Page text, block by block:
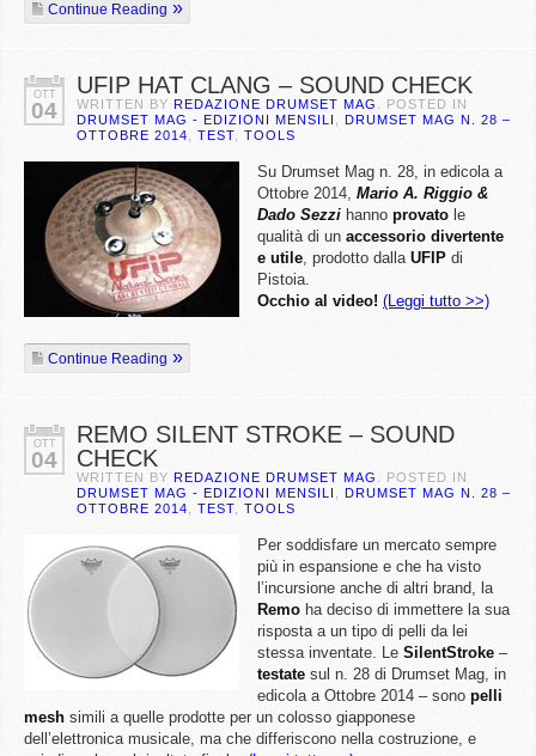
Continue Reading
OTT
04
UFIP HAT CLANG – SOUND CHECK
WRITTEN BY REDAZIONE DRUMSET MAG
. POSTED IN
DRUMSET MAG - EDIZIONI MENSILI
DRUMSET MAG N. 28 –
OTTOBRE 2014
TEST TOOLS
Su Drumset Mag n. 28, in edicola a
Ottobre 2014, Mario A. Riggio &
Dado Sezzi hanno provato le
qualità di un accessorio divertente
e utile, prodotto dalla UFIP di
Pistoia.
Occhio al video! (Leggi tutto >>)
Continue Reading
OTT
04
REMO SILENT STROKE – SOUND
CHECK
WRITTEN BY REDAZIONE DRUMSET MAG
. POSTED IN
DRUMSET MAG - EDIZIONI MENSILI
DRUMSET MAG N. 28 –
OTTOBRE 2014
TEST TOOLS
Per soddisfare un mercato sempre
più in espansione e che ha visto
l’incursione anche di altri brand, la
Remo ha deciso di immettere la sua
risposta a un tipo di pelli da lei
stessa inventate. Le SilentStroke –
testate sul n. 28 di Drumset Mag, in
edicola a Ottobre 2014 – sono pelli
mesh simili a quelle prodotte per un colosso giapponese
dell’elettronica musicale, ma che differiscono nella costruzione, e